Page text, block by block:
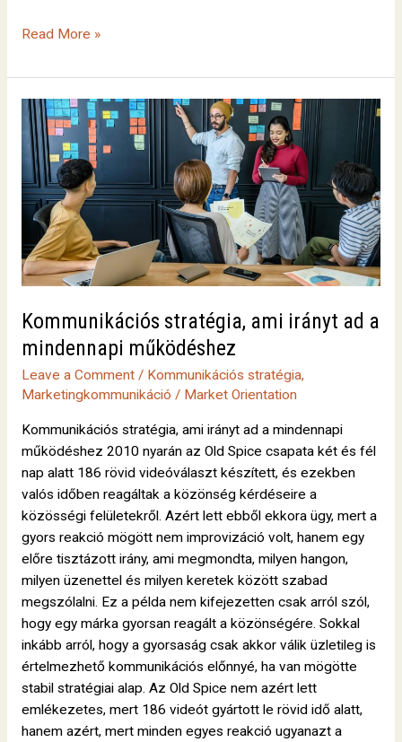
Read More »
Kommunikációs stratégia, ami irányt ad a
mindennapi működéshez
Leave a Comment / Kommunikációs stratégia,
Marketingkommunikáció / Market Orientation
Kommunikációs stratégia, ami irányt ad a mindennapi
működéshez 2010 nyarán az Old Spice csapata két és fél
nap alatt 186 rövid videóválaszt készített, és ezekben
valós időben reagáltak a közönség kérdéseire a
közösségi felületekről. Azért lett ebből ekkora ügy, mert a
gyors reakció mögött nem improvizáció volt, hanem egy
előre tisztázott irány, ami megmondta, milyen hangon,
milyen üzenettel és milyen keretek között szabad
megszólalni. Ez a példa nem kifejezetten csak arról szól,
hogy egy márka gyorsan reagált a közönségére. Sokkal
inkább arról, hogy a gyorsaság csak akkor válik üzletileg is
értelmezhető kommunikációs előnnyé, ha van mögötte
stabil stratégiai alap. Az Old Spice nem azért lett
emlékezetes, mert 186 videót gyártott le rövid idő alatt,
hanem azért, mert minden egyes reakció ugyanazt a
Kommunikációs
stratégia,
ami
irányt
ad
mindennapi
működéshez